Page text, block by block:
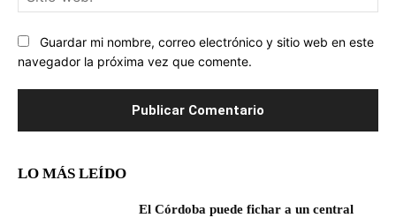
Guardar mi nombre, correo electrónico y sitio web en este
navegador la próxima vez que comente.
LO MÁS LEÍDO
El Córdoba puede fichar a un central